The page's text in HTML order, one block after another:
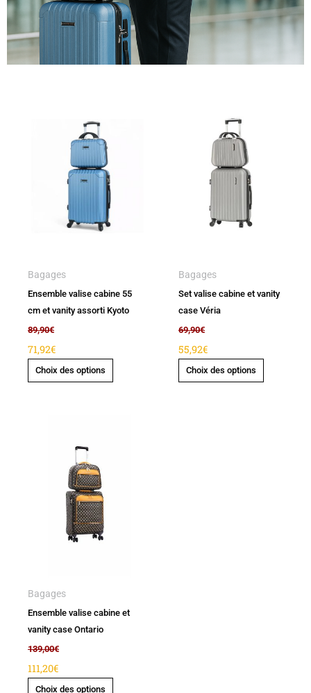
Bagages
Ensemble valise cabine 55
cm et vanity assorti Kyoto
89,90€
71,92€
Choix des options
plusieurs
variations.
choisies
sur
du
produit
Bagages
Set valise cabine et vanity
case Véria
69,90€
55,92€
Choix des options
plusieurs
variations.
options
choisies
sur
du
produit
Bagages
Ensemble valise cabine et
vanity case Ontario
139,00€
111,20€
Choix des options
plusieurs
variations.
choisies
sur
du